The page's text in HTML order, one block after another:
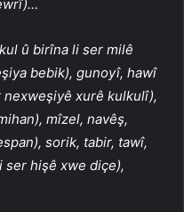
û birîna li ser milê
bebik), gunoyî, hawî
xurê kulkulî),
mîzel, navêş,
sorik, tabir, tawî,
ser hişê xwe diçe),